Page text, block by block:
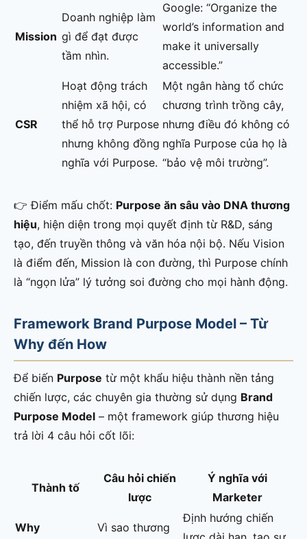
Mission
Doanh nghiệp làm
gì để đạt được
tầm nhìn.
Google: “Organize the
world’s information and
make it universally
accessible.”
CSR
Hoạt động trách
nhiệm xã hội, có
thể hỗ trợ Purpose
nhưng không đồng
nghĩa với Purpose.
Một ngân hàng tổ chức
chương trình trồng cây,
nhưng điều đó không có
nghĩa Purpose của họ là
“bảo vệ môi trường”.
👉 Điểm mấu chốt: Purpose ăn sâu vào DNA thương
hiệu, hiện diện trong mọi quyết định từ R&D, sáng
tạo, đến truyền thông và văn hóa nội bộ. Nếu Vision
là điểm đến, Mission là con đường, thì Purpose chính
là “ngọn lửa” lý tưởng soi đường cho mọi hành động.
Framework Brand Purpose Model – Từ
Why đến How
Để biến Purpose từ một khẩu hiệu thành nền tảng
chiến lược, các chuyên gia thường sử dụng Brand
Purpose Model – một framework giúp thương hiệu
trả lời 4 câu hỏi cốt lõi:
Thành tố
Câu hỏi chiến
lược
Ý nghĩa với
Marketer
Why Vì sao thương
Định hướng chiến